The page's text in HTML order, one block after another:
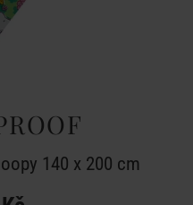
140 x 200 cm